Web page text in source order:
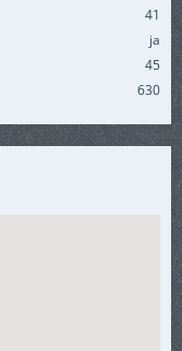
41
ja
45
630